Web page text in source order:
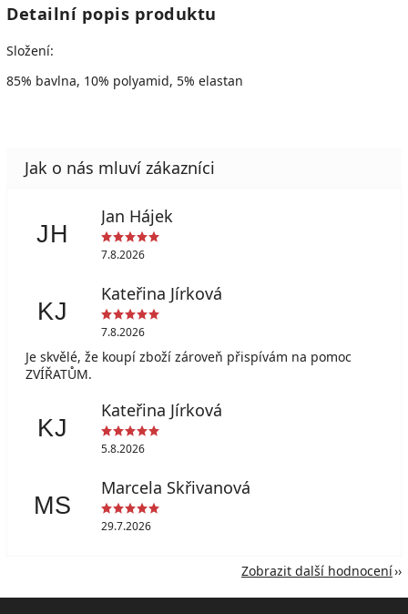
Detailní popis produktu
Složení:
85% bavlna, 10% polyamid, 5% elastan
JH
Jan Hájek
7.8.2026
KJ
Kateřina Jírková
7.8.2026
Je skvělé, že koupí zboží zároveň přispívám na pomoc
ZVÍŘATŮM.
KJ
Kateřina Jírková
5.8.2026
MS
Marcela Skřivanová
29.7.2026
Zobrazit další hodnocení